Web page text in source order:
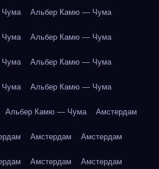
Альбер Камю — Чума
Альбер Камю — Чума
Альбер Камю — Чума
Альбер Камю — Чума
Альбер Камю — Чума Амстердам
Амстердам Амстердам
Амстердам Амстердам